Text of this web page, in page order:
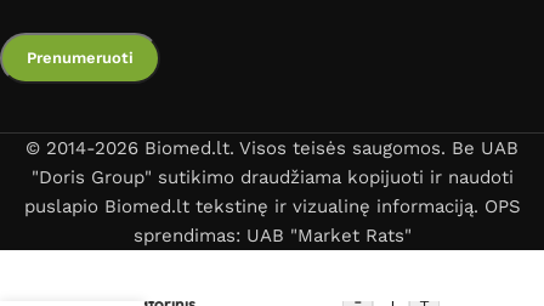
© 2014-2026 Biomed.lt. Visos teisės saugomos. Be UAB
"Doris Group" sutikimo draudžiama kopijuoti ir naudoti
puslapio Biomed.lt tekstinę ir vizualinę informaciją. OPS
sprendimas: UAB "Market Rats"
- +